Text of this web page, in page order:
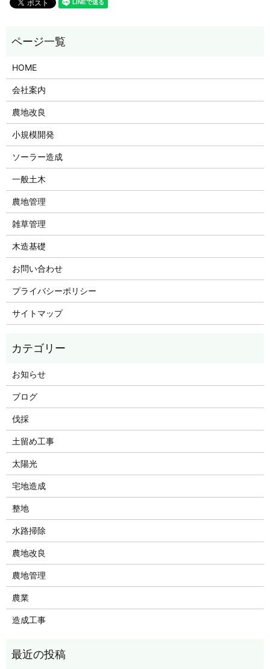
HOME
会社案内
農地改良
小規模開発
ソーラー造成
一般土木
農地管理
雑草管理
木造基礎
お問い合わせ
プライバシーポリシー
サイトマップ
お知らせ
ブログ
伐採
土留め工事
太陽光
宅地造成
整地
水路掃除
農地改良
農地管理
農業
造成工事